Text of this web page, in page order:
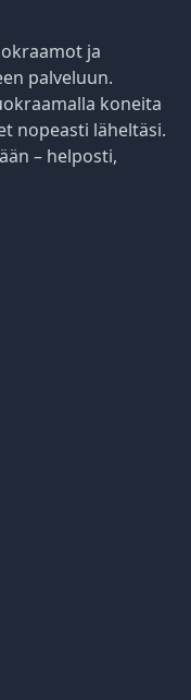
ja
palveluun.
koneita
nopeasti läheltäsi.
– helposti,